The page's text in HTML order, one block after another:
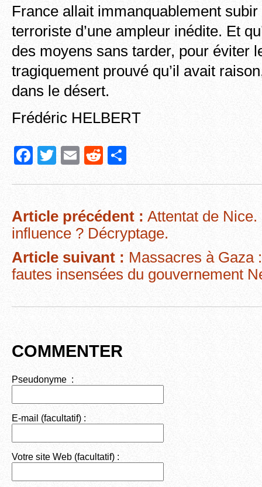
France allait immanquablement subir
terroriste d’une ampleur inédite. Et
des moyens sans tarder, pour éviter
tragiquement prouvé qu’il avait
dans le désert.
Frédéric HELBERT
F
e
b
o
o
k
T
er
E
R
di
t
g
er
Article précédent : Attentat de
influence ? Décryptage.
Article suivant : Massacres à Gaza
fautes insensées du gouvernement
COMMENTER
Pseudonyme :
E-mail (facultatif) :
Votre site Web (facultatif) :